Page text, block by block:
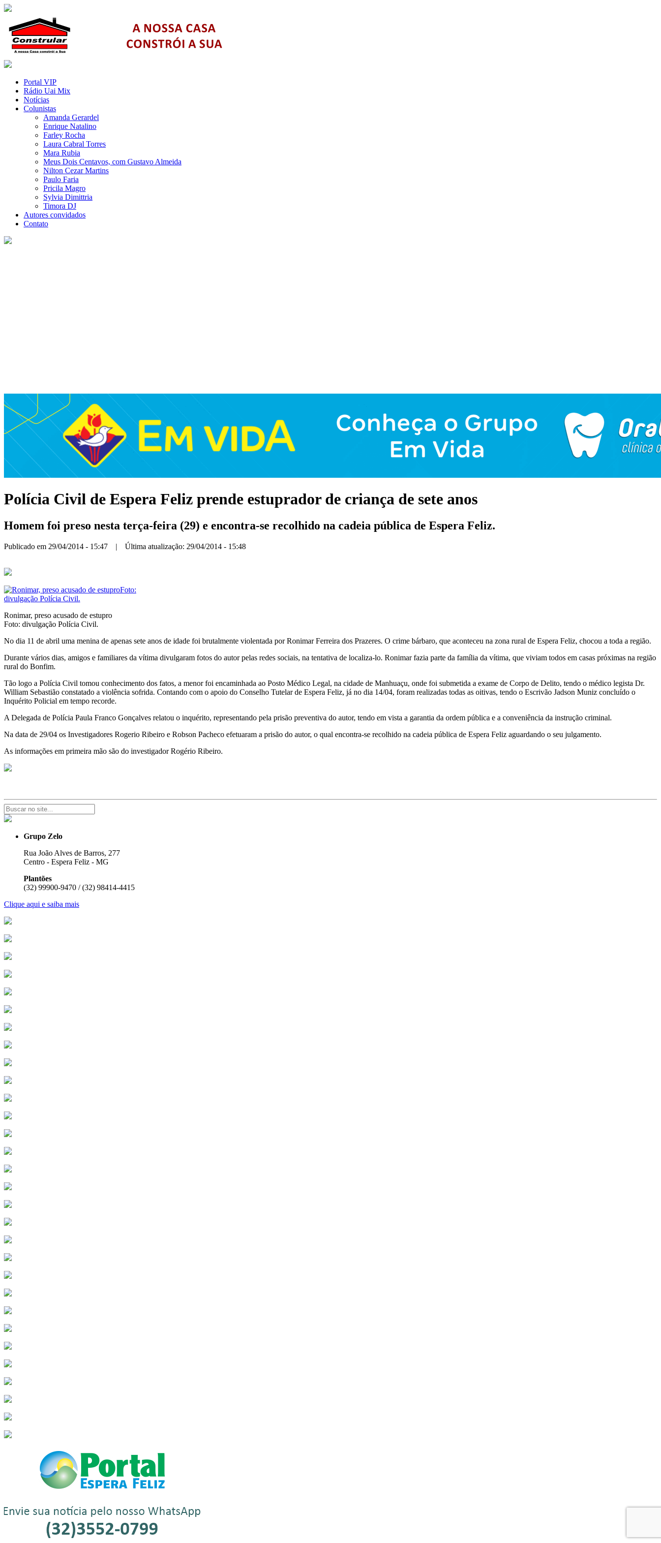
Portal VIP
Rádio Uai Mix
Notícias
Colunistas
Amanda Gerardel
Enrique Natalino
Farley Rocha
Laura Cabral Torres
Mara Rubia
Meus Dois Centavos, com Gustavo Almeida
Nilton Cezar Martins
Paulo Faria
Pricila Magro
Sylvia Dimittria
Timora DJ
Autores convidados
Contato
Polícia Civil de Espera Feliz prende estuprador de criança de sete anos
Homem foi preso nesta terça-feira (29) e encontra-se recolhido na cadeia pública de Espera Feliz.
Publicado em 29/04/2014 - 15:47 | Última atualização: 29/04/2014 - 15:48
Ronimar, preso acusado de estupro
Foto: divulgação Polícia Civil.
No dia 11 de abril uma menina de apenas sete anos de idade foi brutalmente violentada por Ronimar Ferreira dos Prazeres. O crime bárbaro, que aconteceu na zona rural de Espera Feliz, chocou a toda a região.
Durante vários dias, amigos e familiares da vítima divulgaram fotos do autor pelas redes sociais, na tentativa de localiza-lo. Ronimar fazia parte da família da vítima, que viviam todos em casas próximas na região
rural do Bonfim.
Tão logo a Polícia Civil tomou conhecimento dos fatos, a menor foi encaminhada ao Posto Médico Legal, na cidade de Manhuaçu, onde foi submetida a exame de Corpo de Delito, tendo o médico legista Dr.
William Sebastião constatado a violência sofrida. Contando com o apoio do Conselho Tutelar de Espera Feliz, já no dia 14/04, foram realizadas todas as oitivas, tendo o Escrivão Jadson Muniz concluído o
Inquérito Policial em tempo recorde.
A Delegada de Polícia Paula Franco Gonçalves relatou o inquérito, representando pela prisão preventiva do autor, tendo em vista a garantia da ordem pública e a conveniência da instrução criminal.
Na data de 29/04 os Investigadores Rogerio Ribeiro e Robson Pacheco efetuaram a prisão do autor, o qual encontra-se recolhido na cadeia pública de Espera Feliz aguardando o seu julgamento.
As informações em primeira mão são do investigador Rogério Ribeiro.
Grupo Zelo
Rua João Alves de Barros, 277
Centro - Espera Feliz - MG
Plantões
(32) 99900-9470 / (32) 98414-4415
Clique aqui e saiba mais